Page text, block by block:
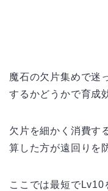
魔石の欠片集めで迷
するかどうかで育成
欠片を細かく消費す
算した方が遠回りを
ここでは最短でLv10